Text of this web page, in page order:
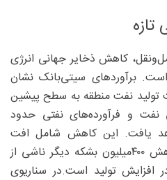
کاهش ذخایر جهانی انرژی
است. برآوردهای سیتی‌بانک نشان
نفت منطقه به سطح پیشین
نفت و فرآورده‌های نفتی حدود
یافت. این کاهش شامل افت
۵۰۰‌میلیون بشکه‌ای قبلی و کاهش ۴۰۰‌میلیون بشکه دیگر ناشی از
افزایش تولید است.در سناریوی